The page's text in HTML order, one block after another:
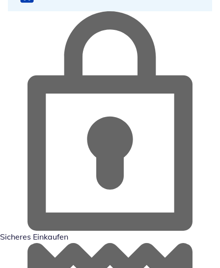
Sicheres Einkaufen